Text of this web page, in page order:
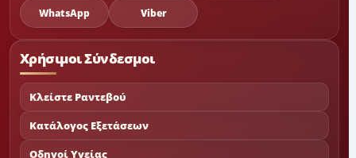
WhatsApp Viber
Χρήσιμοι Σύνδεσμοι
Κλείστε Ραντεβού
Κατάλογος Εξετάσεων
Οδηγοί Υγείας